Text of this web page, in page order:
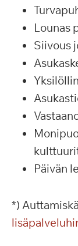
Lounas
Siivous
Päivän
*)